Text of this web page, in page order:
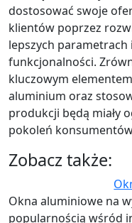
dostosować swoje
klientów poprzez
lepszych parametrach
funkcjonalności.
kluczowym
aluminium oraz
produkcji będą miały
pokoleń
Zobacz także:
Okna aluminiowe na
popularnością wśród